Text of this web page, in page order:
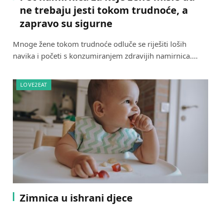
ne trebaju jesti tokom trudnoće, a
zapravo su sigurne
Mnoge žene tokom trudnoće odluče se riješiti loših
navika i početi s konzumiranjem zdravijih namirnica.…
LOVE2EAT
Zimnica u ishrani djece